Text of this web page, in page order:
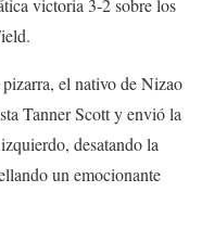
victoria 3-2 sobre los
el nativo de Nizao
Tanner Scott y envió la
desatando la
un emocionante